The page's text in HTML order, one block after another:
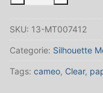
Paper
aantal
SKU: 13-MT007412
Categorie: Silhouette
Tags: cameo, Clear,